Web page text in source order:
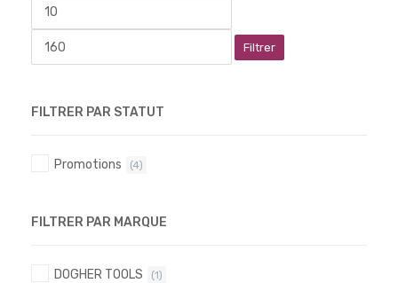
Filtrer
FILTRER PAR STATUT
Promotions (4)
FILTRER PAR MARQUE
DOGHER TOOLS (1)